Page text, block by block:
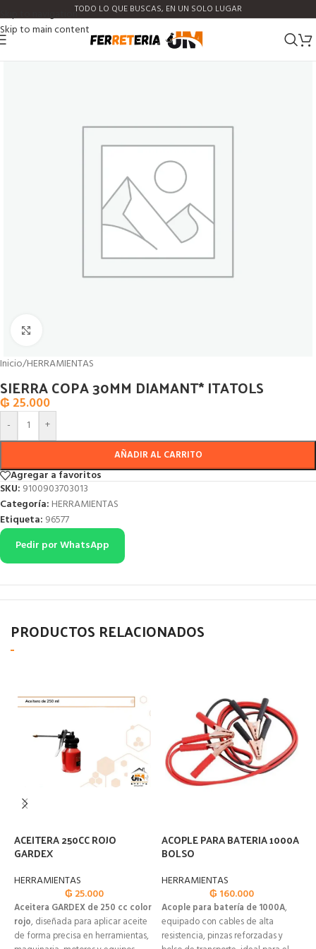
Skip to navigation
Skip to main content
TODO LO QUE BUSCAS, EN UN SOLO LUGAR
Inicio/HERRAMIENTAS
SIERRA COPA 30MM DIAMANT* ITATOLS
₲ 25.000
- +
AÑADIR AL CARRITO
Agregar a favoritos
SKU: 9100903703013
Categoría: HERRAMIENTAS
Etiqueta: 96577
Pedir por WhatsApp
PRODUCTOS RELACIONADOS
ACEITERA 250CC ROJO
GARDEX
HERRAMIENTAS
₲ 25.000
Aceitera GARDEX de 250 cc color
rojo, diseñada para aplicar aceite
de forma precisa en herramientas,
ACOPLE PARA BATERIA 1000A
BOLSO
HERRAMIENTAS
₲ 160.000
Acople para batería de 1000A,
equipado con cables de alta
resistencia, pinzas reforzadas y